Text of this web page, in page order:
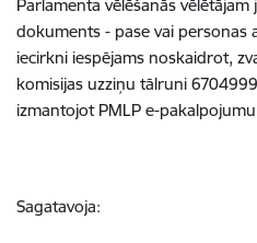
Parlamenta vēlēšanās
dokuments - pase vai personas
iecirkni iespējams noskaidrot,
komisijas uzziņu tālruni
izmantojot PMLP e-
Sagatavoja: